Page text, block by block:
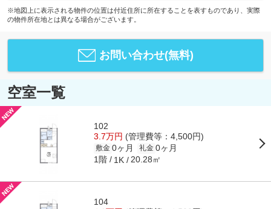
※地図上に表示される物件の位置は付近住所に所在することを表すものであり、実際
の物件所在地とは異なる場合がございます。
お問い合わせ(無料)
空室一覧
102
3.7万円 (管理費等：4,500円)
敷金 0ヶ月 礼金 0ヶ月
1階 1K 20.28㎡
104